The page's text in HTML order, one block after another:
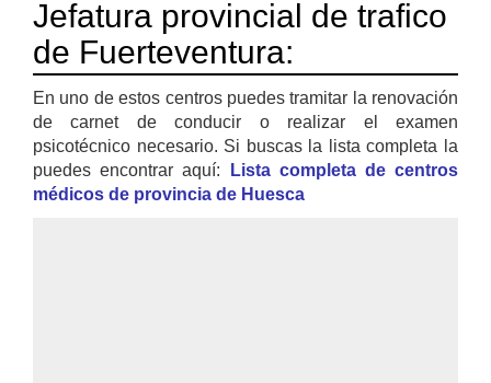
Jefatura provincial de trafico
de Fuerteventura:
En uno de estos centros puedes tramitar la renovación
de carnet de conducir o realizar el examen
psicotécnico necesario. Si buscas la lista completa la
puedes encontrar aquí:
Lista completa de centros
médicos de provincia de Huesca